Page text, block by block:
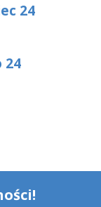
24
24